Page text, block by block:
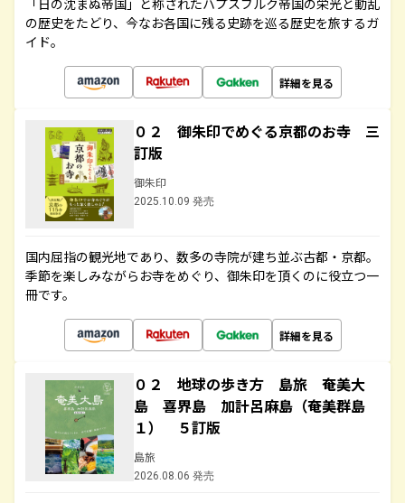
「日の沈まぬ帝国」と称されたハプスブルク帝国の栄光と動乱
の歴史をたどり、今なお各国に残る史跡を巡る歴史を旅するガ
イド。
詳細を見る
０２ 御朱印でめぐる京都のお寺 三
訂版
御朱印
2025.10.09 発売
国内屈指の観光地であり、数多の寺院が建ち並ぶ古都・京都。
季節を楽しみながらお寺をめぐり、御朱印を頂くのに役立つ一
冊です。
詳細を見る
０２ 地球の歩き方 島旅 奄美大
島 喜界島 加計呂麻島（奄美群島
１） ５訂版
島旅
2026.08.06 発売